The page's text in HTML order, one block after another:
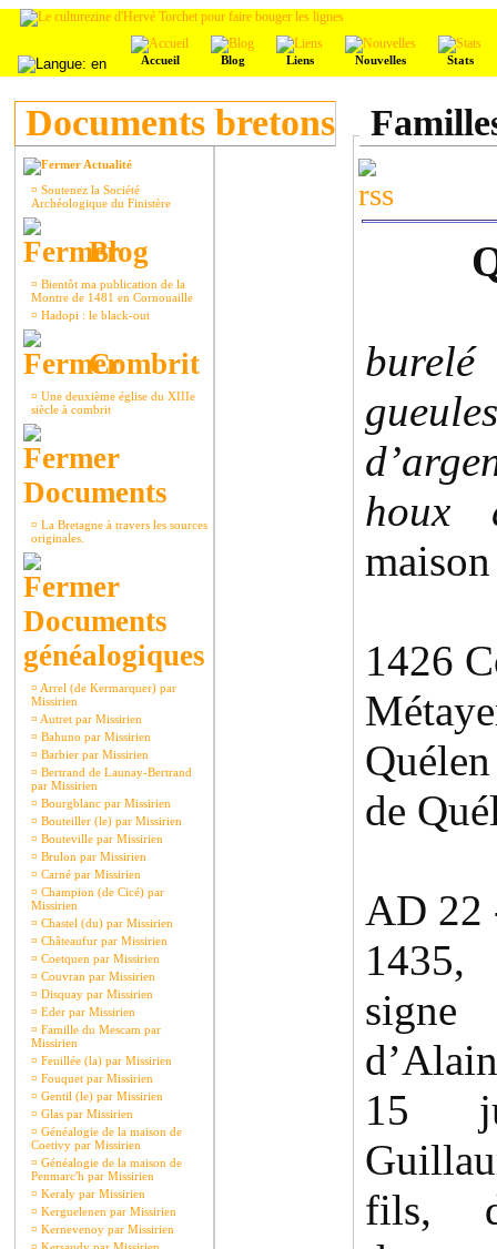
Accueil Blog Liens Nouvelles Stats
Documents bretons
Actualité
¤ Soutenez la Société
Archéologique du Finistère
Blog
¤ Bientôt ma publication de la
Montre de 1481 en Cornouaille
¤ Hadopi : le black-out
Combrit
¤ Une deuxième église du XIIIe
siècle à combrit
Documents
¤ La Bretagne à travers les sources
originales.
Documents
généalogiques
¤ Arrel (de Kermarquer) par
Missirien
¤ Autret par Missirien
¤ Bahuno par Missirien
¤ Barbier par Missirien
¤ Bertrand de Launay-Bertrand
par Missirien
¤ Bourgblanc par Missirien
¤ Bouteiller (le) par Missirien
¤ Bouteville par Missirien
¤ Brulon par Missirien
¤ Carné par Missirien
¤ Champion (de Cicé) par
Missirien
¤ Chastel (du) par Missirien
¤ Châteaufur par Missirien
¤ Coetquen par Missirien
¤ Couvran par Missirien
¤ Disquay par Missirien
¤ Eder par Missirien
¤ Famille du Mescam par
Missirien
¤ Feuillée (la) par Missirien
¤ Fouquet par Missirien
¤ Gentil (le) par Missirien
¤ Glas par Missirien
¤ Généalogie de la maison de
Coetivy par Missirien
¤ Généalogie de la maison de
Penmarc'h par Missirien
¤ Keraly par Missirien
¤ Kerguelenen par Missirien
¤ Kernevenoy par Missirien
houx
1426
de
AD 22
1435,
signe
15
fils,